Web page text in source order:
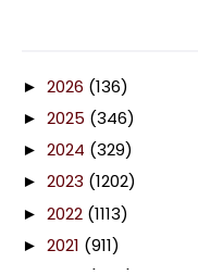
► 2026 (136)
► 2025 (346)
► 2024 (329)
► 2023 (1202)
► 2022 (1113)
► 2021 (911)